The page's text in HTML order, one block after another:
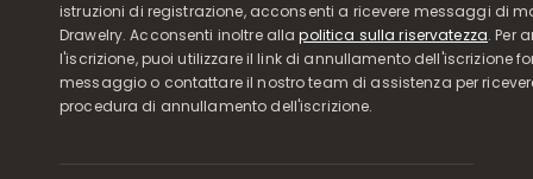
istruzioni di registrazione, acconsenti a ricevere messaggi di
Drawelry. Acconsenti inoltre allapolitica sulla riservatezza. Per
l'iscrizione, puoi utilizzare il link di annullamento dell'iscrizione
messaggio o contattare il nostro team di assistenza per
procedura di annullamento dell'iscrizione.